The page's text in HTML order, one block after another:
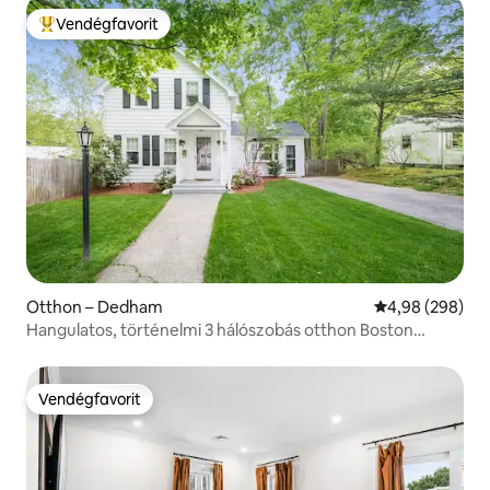
Kiemelt vendégfavorit
Vendégfavorit
Otthon – Dedham Átlagos
4,98 (298)
Hangulatos, történelmi 3 hálószobás otthon Boston
Vendégfavorit
Vendégfavorit